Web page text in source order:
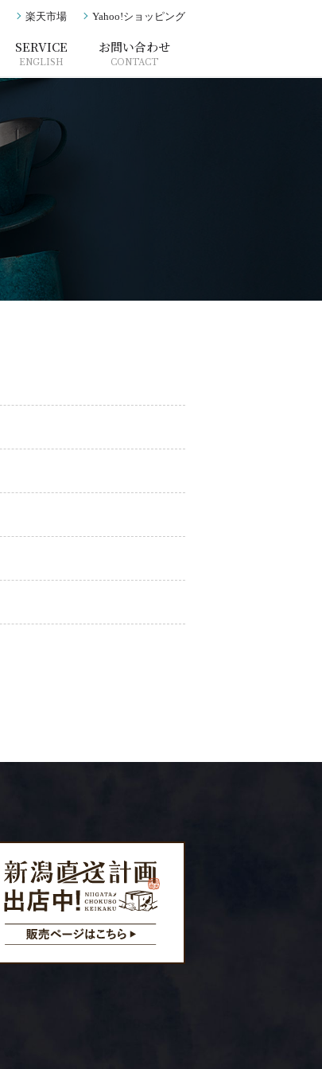
楽天市場 Yahoo!ショッピング
SERVICE
ENGLISH
お問い合わせ
CONTACT